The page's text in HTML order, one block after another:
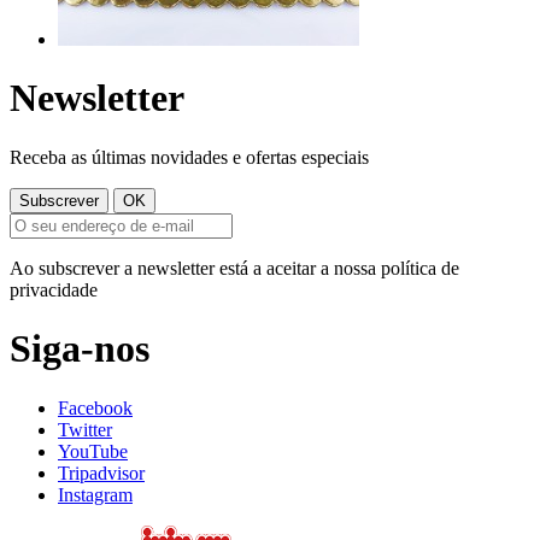
Newsletter
Receba as últimas novidades e ofertas especiais
Ao subscrever a newsletter está a aceitar a nossa política de
privacidade
Siga-nos
Facebook
Twitter
YouTube
Tripadvisor
Instagram